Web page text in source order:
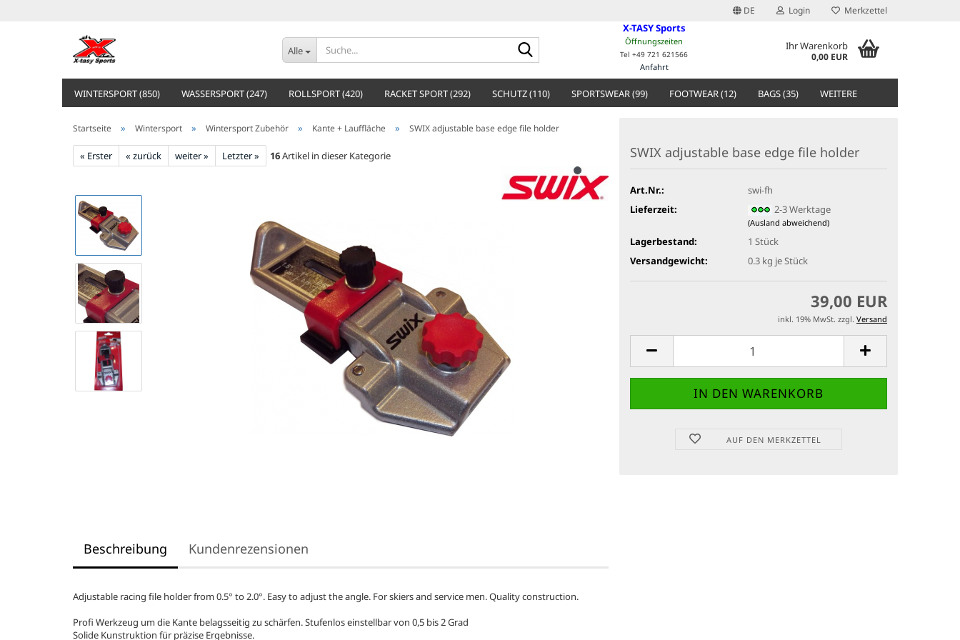
DE Login Merkzettel
Alle
X-TASY Sports
Öffnungszeiten
Tel +49 721 621566
Anfahrt
Ihr Warenkorb
0,00 EUR
WINTERSPORT (850) WASSERSPORT (247) ROLLSPORT (420) RACKET SPORT (292) SCHUTZ (110) SPORTSWEAR (99) FOOTWEAR (12) BAGS (35) WEITERE
Startseite » Wintersport » Wintersport Zubehör » Kante + Lauffläche » SWIX adjustable base edge file holder
« Erster « zurück weiter » Letzter » 16Artikel in dieser Kategorie SWIX adjustable base edge file holder
Art.Nr.:
swi-fh
Lieferzeit:
2-3 Werktage
(Ausland abweichend)
Lagerbestand: 1 Stück
Versandgewicht:
0.3 kg je Stück
39,00 EUR
inkl. 19% MwSt. zzgl. Versand
AUF DEN MERKZETTEL
Beschreibung Kundenrezensionen
Adjustable racing file holder from 0.5° to 2.0°. Easy to adjust the angle. For skiers and service men. Quality construction.
Profi Werkzeug um die Kante belagsseitig zu schärfen. Stufenlos einstellbar von 0,5 bis 2 Grad
Solide Kunstruktion für präzise Ergebnisse.